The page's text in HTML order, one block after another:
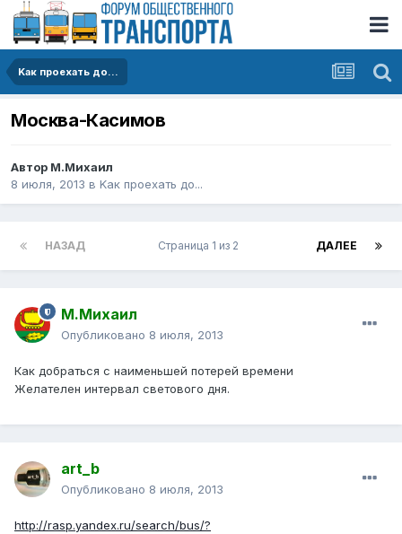
Kак проехать до...
Москва-Касимов
Автор М.Михаил
8 июля, 2013 в Kак проехать до...
НАЗАД ДАЛЕЕ
Страница 1 из 2
М.Михаил
Опубликовано 8 июля, 2013
Как добраться с наименьшей потерей времени
Желателен интервал светового дня.
art_b
Опубликовано 8 июля, 2013
http://rasp.yandex.ru/search/bus/?